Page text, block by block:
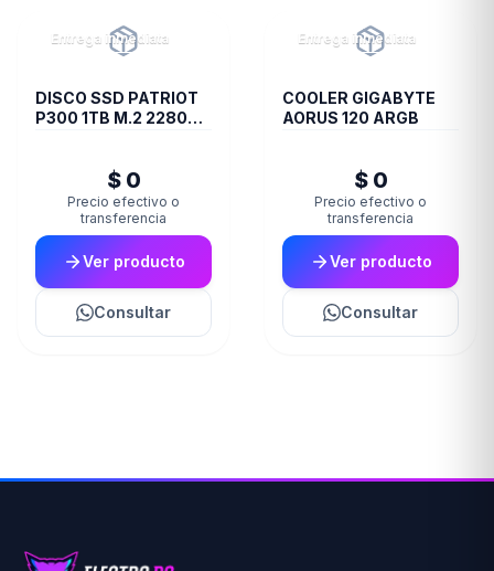
Entrega inmediata
DISCO SSD PATRIOT
P300 1TB M.2 2280
$ 0
Precio efectivo o
transferencia
Ver producto
Consultar
Entrega inmediata
COOLER GIGABYTE
AORUS 120 ARGB
$ 0
Precio efectivo o
transferencia
Ver producto
Consultar